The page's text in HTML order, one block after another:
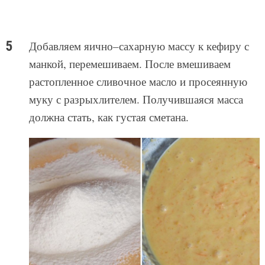
Добавляем яично–сахарную массу к кефиру с
манкой, перемешиваем. После вмешиваем
растопленное сливочное масло и просеянную
муку с разрыхлителем. Получившаяся масса
должна стать, как густая сметана.